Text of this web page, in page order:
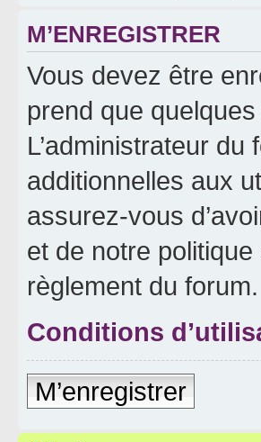
M’ENREGISTRER
Vous devez être
prend que
L’administrateur
additionnelles aux
assurez-vous
et de notre
règlement du forum.
Conditions
M’enregistrer